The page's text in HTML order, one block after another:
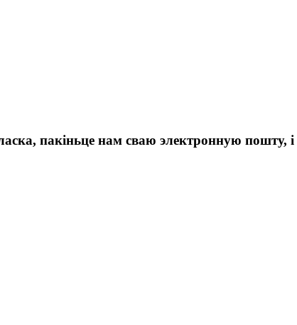
пакіньце нам сваю электронную пошту,